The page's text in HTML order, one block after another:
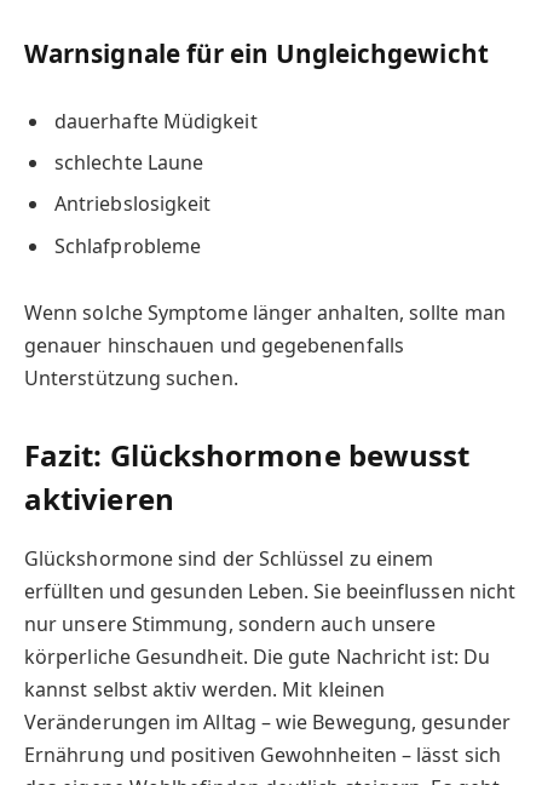
Warnsignale für ein Ungleichgewicht
dauerhafte Müdigkeit
schlechte Laune
Antriebslosigkeit
Schlafprobleme
Wenn solche Symptome länger anhalten, sollte man
genauer hinschauen und gegebenenfalls
Unterstützung suchen.
Fazit: Glückshormone bewusst
aktivieren
Glückshormone sind der Schlüssel zu einem
erfüllten und gesunden Leben. Sie beeinflussen nicht
nur unsere Stimmung, sondern auch unsere
körperliche Gesundheit. Die gute Nachricht ist: Du
kannst selbst aktiv werden. Mit kleinen
Veränderungen im Alltag – wie Bewegung, gesunder
Ernährung und positiven Gewohnheiten – lässt sich